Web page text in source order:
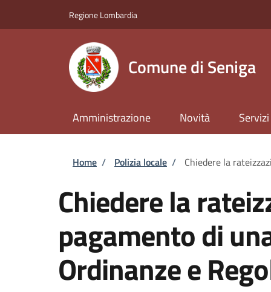
Regione Lombardia
Comune di Seniga
Amministrazione Novità Servizi
Briciole di pane
Home / Polizia locale / Chiedere la
Chiedere la
pagamento di
Ordinanze e